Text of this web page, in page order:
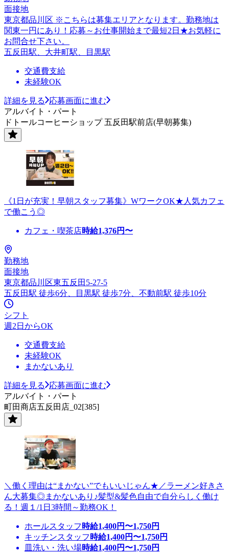
面接地
東京都品川区 ※こちらは募集エリアとなります。勤務地は
関東一円にあり！応募～お仕事開始まで最短2日★お気軽に
お問合せ下さい。
五反田駅、大井町駅、目黒駅
交通費支給
未経験OK
詳細を見る
応募画面に進む
アルバイト・パート
ドトールコーヒーショップ 五反田駅前店(早朝募集)
《1日が充実！早朝スタッフ募集》WワークOK★人気カフェ
で働こう◎
カフェ・喫茶店時給1,376円〜
勤務地
面接地
東京都品川区東五反田5-27-5
五反田駅 徒歩6分、目黒駅 徒歩7分、不動前駅 徒歩10分
シフト
週2日からOK
交通費支給
未経験OK
まかないあり
詳細を見る
応募画面に進む
アルバイト・パート
町田商店五反田店_02[385]
＼働く理由は“まかない”でもいいじゃん★／ラーメン好きさ
ん大募集◎まかないあり♪髪型&髪色自由で自分らしく働け
る！週１/1日3時間～勤務OK！
ホールスタッフ 時給1,400円〜1,750円
キッチンスタッフ 時給1,400円〜1,750円
皿洗い・洗い場時給1,400円〜1,750円